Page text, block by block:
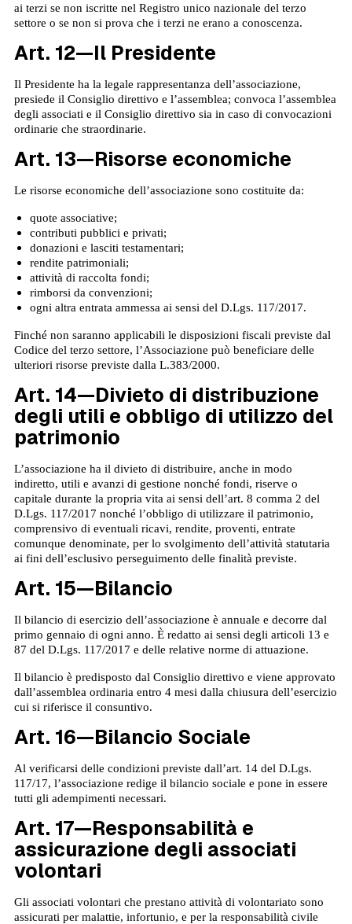
ai terzi se non iscritte nel Registro unico nazionale del terzo
settore o se non si prova che i terzi ne erano a conoscenza.
Art. 12—Il Presidente
Il Presidente ha la legale rappresentanza dell’associazione,
presiede il Consiglio direttivo e l’assemblea; convoca l’assemblea
degli associati e il Consiglio direttivo sia in caso di convocazioni
ordinarie che straordinarie.
Art. 13—Risorse economiche
Le risorse economiche dell’associazione sono costituite da:
quote associative;
contributi pubblici e privati;
donazioni e lasciti testamentari;
rendite patrimoniali;
attività di raccolta fondi;
rimborsi da convenzioni;
ogni altra entrata ammessa ai sensi del D.Lgs. 117/2017.
Finché non saranno applicabili le disposizioni fiscali previste dal
Codice del terzo settore, l’Associazione può beneficiare delle
ulteriori risorse previste dalla L.383/2000.
Art. 14—Divieto di distribuzione
degli utili e obbligo di utilizzo del
patrimonio
L’associazione ha il divieto di distribuire, anche in modo
indiretto, utili e avanzi di gestione nonché fondi, riserve o
capitale durante la propria vita ai sensi dell’art. 8 comma 2 del
D.Lgs. 117/2017 nonché l’obbligo di utilizzare il patrimonio,
comprensivo di eventuali ricavi, rendite, proventi, entrate
comunque denominate, per lo svolgimento dell’attività statutaria
ai fini dell’esclusivo perseguimento delle finalità previste.
Art. 15—Bilancio
Il bilancio di esercizio dell’associazione è annuale e decorre dal
primo gennaio di ogni anno. È redatto ai sensi degli articoli 13 e
87 del D.Lgs. 117/2017 e delle relative norme di attuazione.
Il bilancio è predisposto dal Consiglio direttivo e viene approvato
dall’assemblea ordinaria entro 4 mesi dalla chiusura dell’esercizio
cui si riferisce il consuntivo.
Art. 16—Bilancio Sociale
Al verificarsi delle condizioni previste dall’art. 14 del D.Lgs.
117/17, l’associazione redige il bilancio sociale e pone in essere
tutti gli adempimenti necessari.
Art. 17—Responsabilità e
assicurazione degli associati
volontari
Gli associati volontari che prestano attività di volontariato sono
assicurati per malattie, infortunio, e per la responsabilità civile